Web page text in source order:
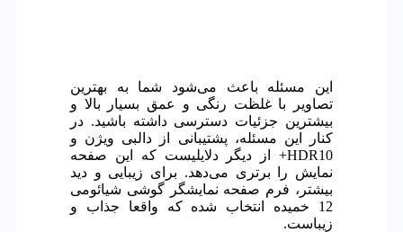
این مسئله باعث می‌شود شما به بهترین
تصاویر با غلظت رنگی و عمق بسیار بالا و
بیشترین جزئیات دسترسی داشته باشید. در
کنار این مسئله، پشتیبانی از دالبی ویژن و
HDR10+ از دیگر دلایلیست که این صفحه
نمایش را برتری می‌دهد. برای زیبایی و دید
بیشتر، فرم صفحه نمایشگر گوشی شیائومی
12 خمیده انتخاب شده که واقعا جذاب و
زیباست.